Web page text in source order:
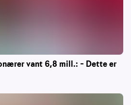
vant 6,8 mill.: – Dette er